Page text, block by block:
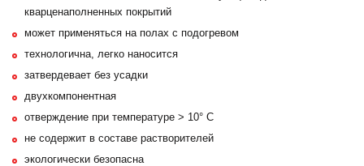
кварценаполненных покрытий
может применяться на полах с подогревом
технологична, легко наносится
затвердевает без усадки
двухкомпонентная
отверждение при температуре > 10° C
не содержит в составе растворителей
экологически безопасна